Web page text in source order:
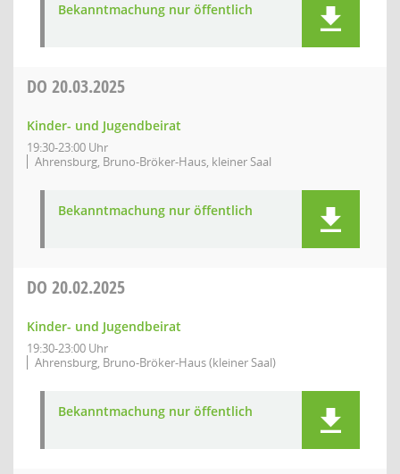
Bekanntmachung nur öffentlich
DO 20.03.2025
Kinder- und Jugendbeirat
19:30-23:00 Uhr
Ahrensburg, Bruno-Bröker-Haus, kleiner Saal
Bekanntmachung nur öffentlich
DO 20.02.2025
Kinder- und Jugendbeirat
19:30-23:00 Uhr
Ahrensburg, Bruno-Bröker-Haus (kleiner Saal)
Bekanntmachung nur öffentlich